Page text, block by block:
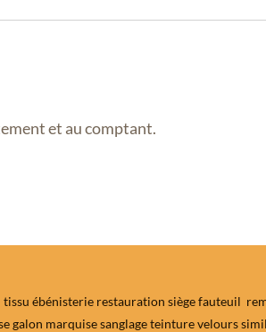
et au comptant.
ébénisterie restauration siège fauteuil
marquise sanglage teinture velours